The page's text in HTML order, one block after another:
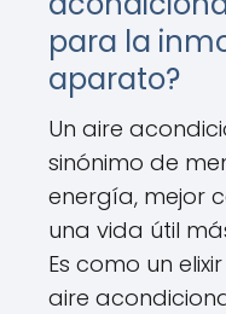
para la
aparato?
Un aire
sinónimo de
energía, mejor
una vida útil
Es como un
aire